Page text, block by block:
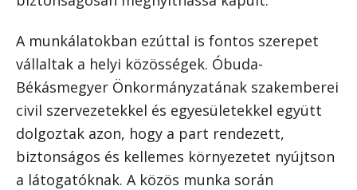
A munkálatokban ezúttal is fontos szerepet
vállaltak a helyi közösségek. Óbuda-
Békásmegyer Önkormányzatának szakemberei
civil szervezetekkel és egyesületekkel együtt
dolgoztak azon, hogy a part rendezett,
biztonságos és kellemes környezetet nyújtson
a látogatóknak. A közös munka során